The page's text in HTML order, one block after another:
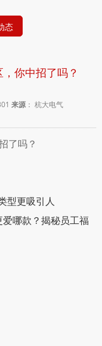
态
你中招了吗？
来源： 杭大电气
了吗？
型更吸引人
哪款？揭秘员工福